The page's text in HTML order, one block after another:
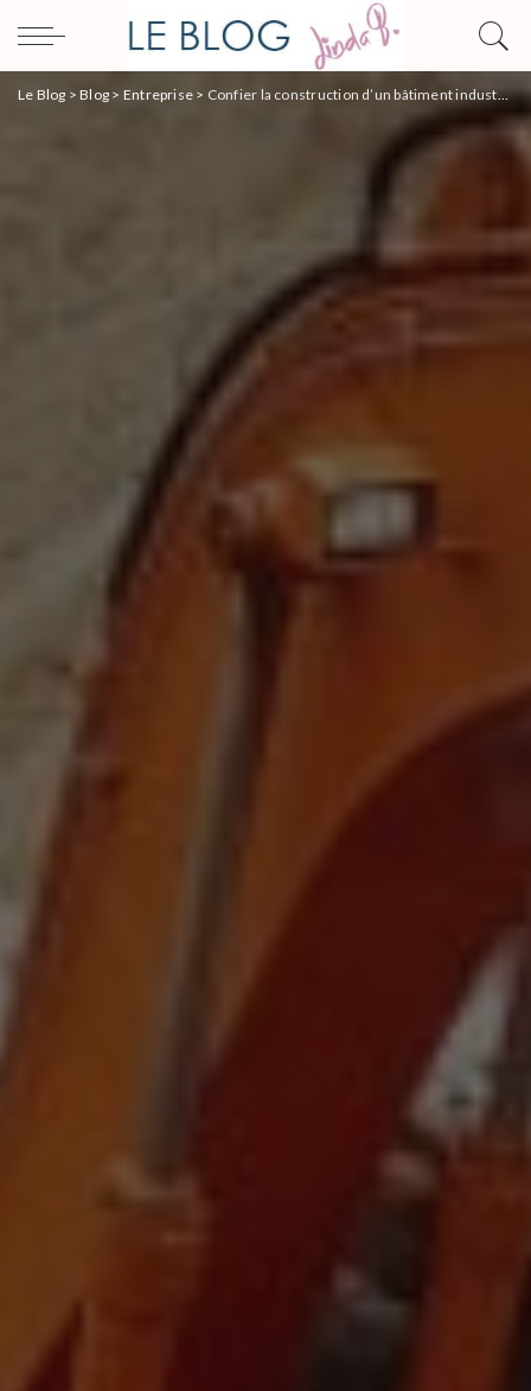
Le Blog >Blog > Entreprise > Confier la construction d’un bâtiment industriel éphémère à un professionnel